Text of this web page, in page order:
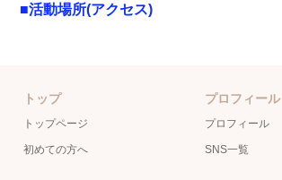
■活動場所(アクセス)
トップ
トップページ
初めての方へ
プロフィール
プロフィール
SNS一覧